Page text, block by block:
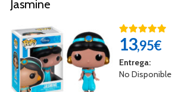
Jasmine
13,95€
Entrega:
No Disponible